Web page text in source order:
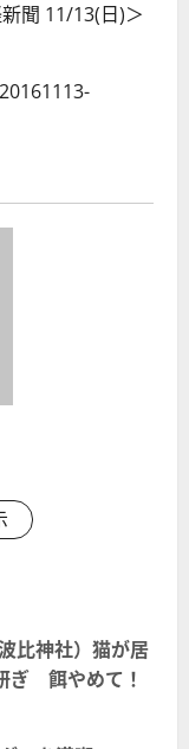
聞 11/13(日)＞
比神社）猫が居
ぎ 餌やめて！